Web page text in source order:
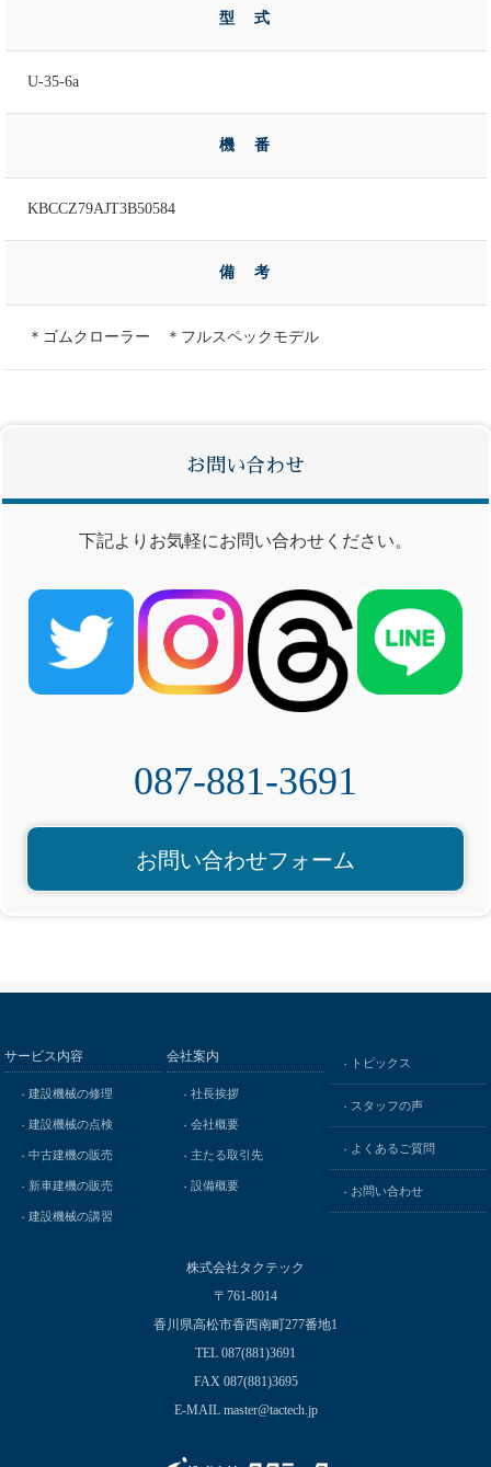
型 式
U-35-6a
機 番
KBCCZ79AJT3B50584
備 考
＊ゴムクローラー ＊フルスペックモデル
お問い合わせ
下記よりお気軽にお問い合わせください。
087-881-3691
お問い合わせフォーム
サービス内容
建設機械の修理
建設機械の点検
中古建機の販売
新車建機の販売
建設機械の講習
会社案内
社長挨拶
会社概要
主たる取引先
設備概要
トピックス
スタッフの声
よくあるご質問
お問い合わせ
株式会社タクテック
〒761-8014
香川県高松市香西南町277番地1
TEL 087(881)3691
FAX 087(881)3695
E-MAIL master@tactech.jp